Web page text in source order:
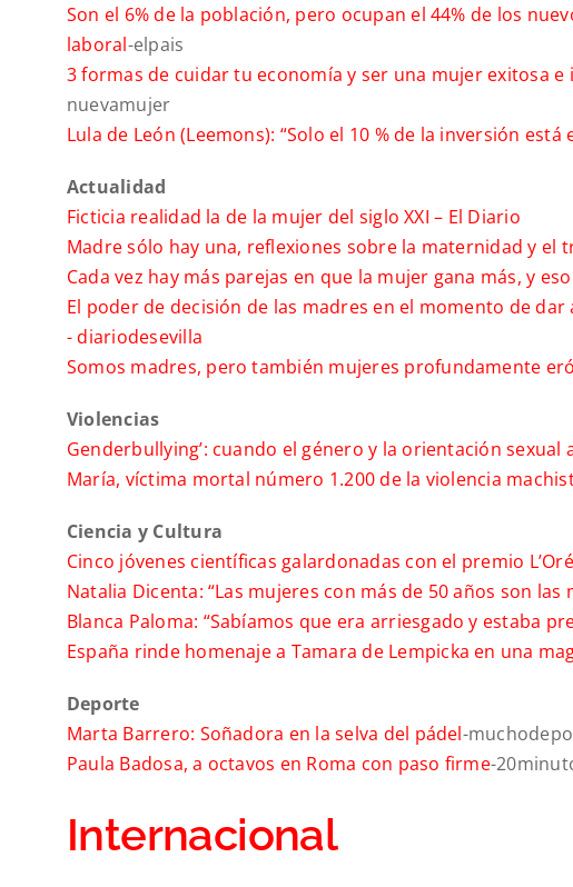
Son el 6% de la población, pero ocupan el 44% de los
laboral-elpais
3 formas de cuidar tu economía y ser una mujer exitosa e
nuevamujer
Lula de León (Leemons): “Solo el 10 % de la inversión
Actualidad
Ficticia realidad la de la mujer del siglo XXI – El Diario
Madre sólo hay una, reflexiones sobre la maternidad y el
Cada vez hay más parejas en que la mujer gana más, y
El poder de decisión de las madres en el momento de
-diariodesevilla
Somos madres, pero también mujeres profundamente
Violencias
Genderbullying’: cuando el género y la orientación sexual
María, víctima mortal número 1.200 de la violencia
Ciencia y Cultura
Cinco jóvenes científicas galardonadas con el premio
Natalia Dicenta: “Las mujeres con más de 50 años son
Blanca Paloma: “Sabíamos que era arriesgado y estaba
España rinde homenaje a Tamara de Lempicka en una
Deporte
Marta Barrero: Soñadora en la selva del pádel-
Paula Badosa, a octavos en Roma con paso firme-
Internacional